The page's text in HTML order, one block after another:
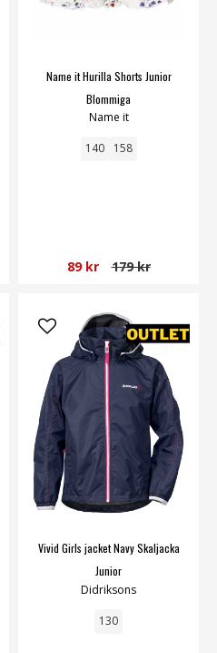
Name it Hurilla Shorts Junior
Blommiga
Name it
140 158
89 kr 179 kr
Vivid Girls jacket Navy Skaljacka
Junior
Didriksons
130